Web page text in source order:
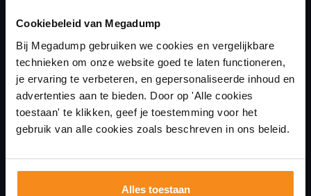
Cookiebeleid van Megadump
Bij Megadump gebruiken we cookies en vergelijkbare
technieken om onze website goed te laten functioneren,
je ervaring te verbeteren, en gepersonaliseerde inhoud en
advertenties aan te bieden. Door op 'Alle cookies
toestaan' te klikken, geef je toestemming voor het
gebruik van alle cookies zoals beschreven in ons beleid.
Alles toestaan
Over ons
uw sanitair en tegelwinkel in Eindhoven waar u niet alleen in onze
showroom terecht kunt voor badkamertegels en sanitair, maar ook
via de online winkel kan bestellen!
badkamers in onze 1000 m²
showroom
Laat je inspireren door 21 volledig ingerichte
badkameropstellingen – van compact tot luxe. Onze
ervaren adviseurs helpen je persoonlijk, en je vindt
tegels & sanitair direct uit voorraad. Gratis parkeren
op eigen terrein.